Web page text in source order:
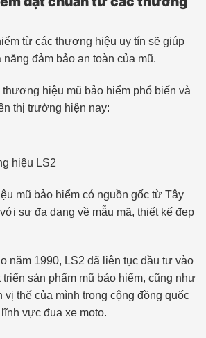
từ các thương hiệu uy tín sẽ giúp
năng đảm bảo an toàn của mũ.
hiệu mũ bảo hiểm phổ biến và
thị trường hiện nay:
hiệu LS2
mũ bảo hiểm có nguồn gốc từ Tây
sự đa dạng về mẫu mã, thiết kế đẹp
năm 1990, LS2 đã liên tục đầu tư vào
sản phẩm mũ bảo hiểm, cũng như
vị thế của mình trong cộng đồng quốc
vực đua xe moto.